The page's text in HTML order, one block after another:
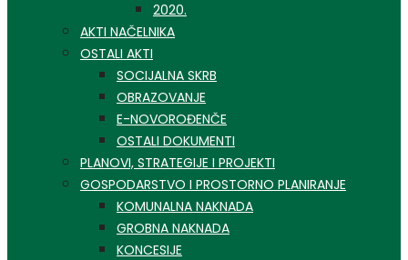
2020.
AKTI NAČELNIKA
OSTALI AKTI
SOCIJALNA SKRB
OBRAZOVANJE
E-NOVOROĐENČE
OSTALI DOKUMENTI
PLANOVI, STRATEGIJE I PROJEKTI
GOSPODARSTVO I PROSTORNO PLANIRANJE
KOMUNALNA NAKNADA
GROBNA NAKNADA
KONCESIJE